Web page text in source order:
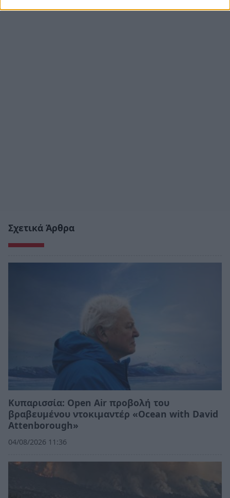
Σχετικά Άρθρα
Κυπαρισσία: Open Air προβολή του
βραβευμένου ντοκιμαντέρ «Ocean with David
Attenborough»
04/08/2026 11:36